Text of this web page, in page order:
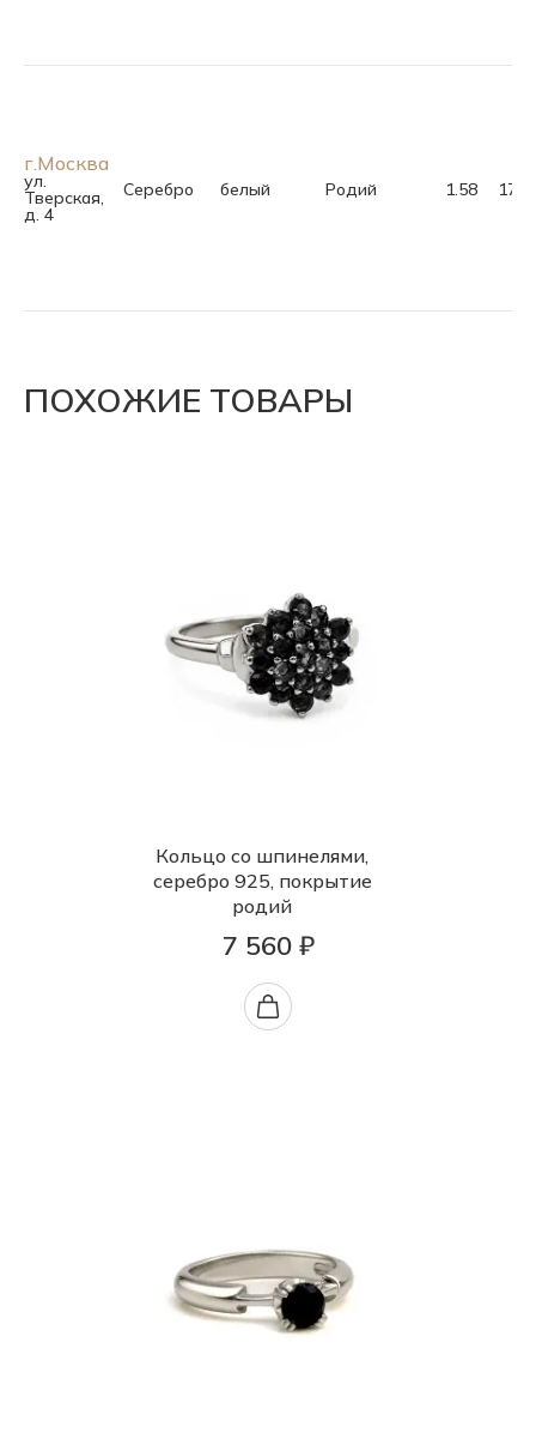
г.Москва
ул.
Тверская,
д. 4
Серебро белый Родий 1.58 17.0
ПОХОЖИЕ ТОВАРЫ
Кольцо со шпинелями,
серебро 925, покрытие
родий
7 560 ₽